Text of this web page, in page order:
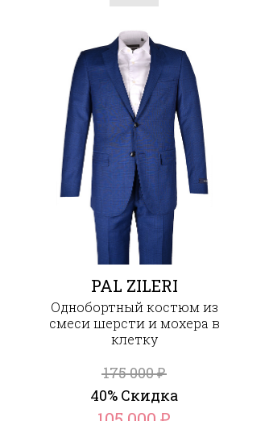
PAL ZILERI
Однобортный костюм из
смеси шерсти и мохера в
клетку
175 000₽
40% Скидка